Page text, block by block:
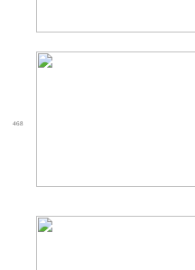
468